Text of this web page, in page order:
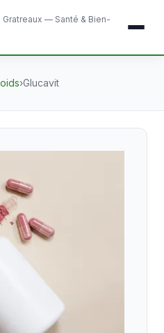
Gratreaux — Santé & Bien-
›Glucavit